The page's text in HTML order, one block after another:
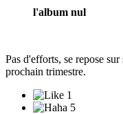
l'album nul
Pas d'efforts, se repose
prochain trimestre.
1
5